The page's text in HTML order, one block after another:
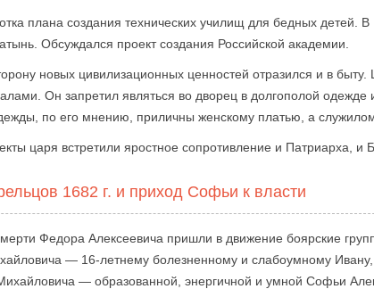
плана создания технических училищ для бедных детей.
Обсуждался проект создания Российской академии.
новых цивилизационных ценностей отразился и в
Он запретил являться во дворец в долгополой
по его мнению, приличны женскому платью, а
царя встретили яростное сопротивление и Патриарха, и
1682 г. и приход Софьи к власти
Федора Алексеевича пришли в движение боярские
— 16-летнему болезненному и слабоумному
— образованной, энергичной и умной Софьи